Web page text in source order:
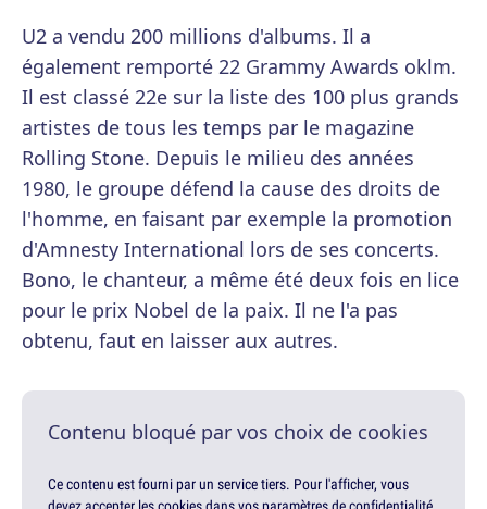
U2 a vendu 200 millions d'albums. Il a
également remporté 22 Grammy Awards oklm.
Il est classé 22e sur la liste des 100 plus grands
artistes de tous les temps par le magazine
Rolling Stone. Depuis le milieu des années
1980, le groupe défend la cause des droits de
l'homme, en faisant par exemple la promotion
d'Amnesty International lors de ses concerts.
Bono, le chanteur, a même été deux fois en lice
pour le prix Nobel de la paix. Il ne l'a pas
obtenu, faut en laisser aux autres.
Contenu bloqué par vos choix de cookies
Ce contenu est fourni par un service tiers. Pour l'afficher, vous